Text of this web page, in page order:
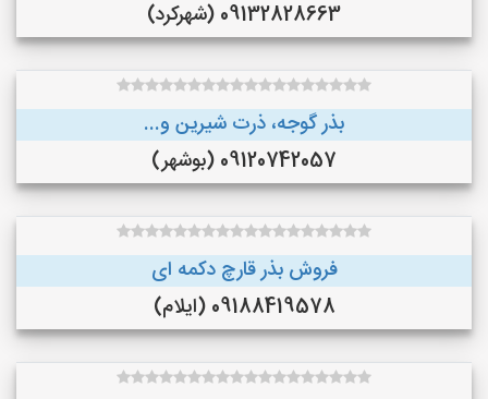
09132828663 (شهرکرد)
بذر گوجه، ذرت شیرین و...
09120742057 (بوشهر)
فروش بذر قارچ دکمه ای
09188419578 (ایلام)